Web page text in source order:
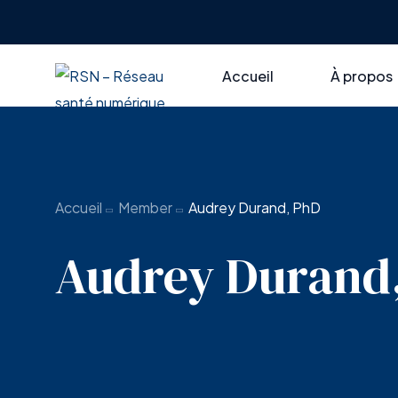
Accueil À propos
Accueil Member Audrey Durand, PhD
Audrey